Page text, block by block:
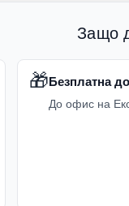
Защо
🎁Безплатна
До офис на